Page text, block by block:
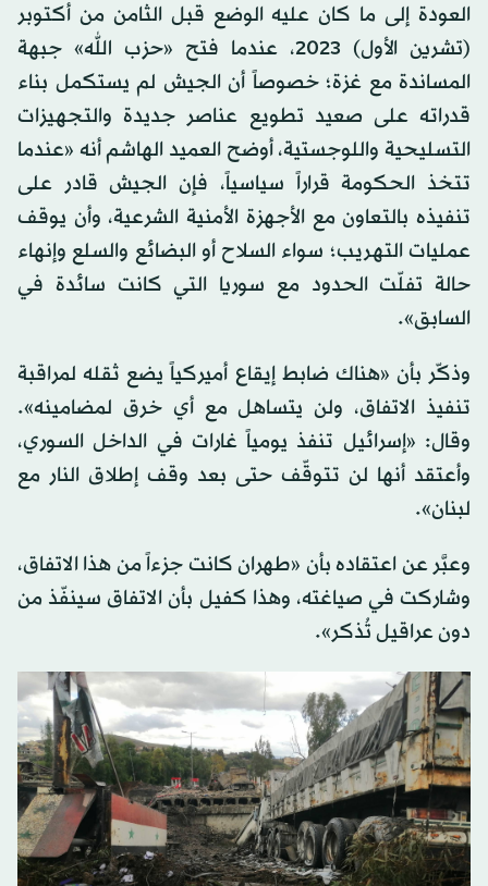
العودة إلى ما كان عليه الوضع قبل الثامن من أكتوبر
(تشرين الأول) 2023، عندما فتح «حزب الله» جبهة
المساندة مع غزة؛ خصوصاً أن الجيش لم يستكمل بناء
قدراته على صعيد تطويع عناصر جديدة والتجهيزات
التسليحية واللوجستية، أوضح العميد الهاشم أنه «عندما
تتخذ الحكومة قراراً سياسياً، فإن الجيش قادر على
تنفيذه بالتعاون مع الأجهزة الأمنية الشرعية، وأن يوقف
عمليات التهريب؛ سواء السلاح أو البضائع والسلع وإنهاء
حالة تفلّت الحدود مع سوريا التي كانت سائدة في
السابق».
وذكّر بأن «هناك ضابط إيقاع أميركياً يضع ثقله لمراقبة
تنفيذ الاتفاق، ولن يتساهل مع أي خرق لمضامينه».
وقال: «إسرائيل تنفذ يومياً غارات في الداخل السوري،
وأعتقد أنها لن تتوقّف حتى بعد وقف إطلاق النار مع
لبنان».
وعبَّر عن اعتقاده بأن «طهران كانت جزءاً من هذا الاتفاق،
وشاركت في صياغته، وهذا كفيل بأن الاتفاق سينفّذ من
دون عراقيل تُذكر».